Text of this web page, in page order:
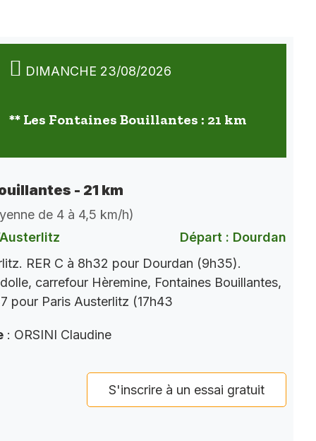
DIMANCHE 23/08/2026
** Les Fontaines Bouillantes : 21 km
- 21 km
de 4 à 4,5 km/h)
Départ : Dourdan
RER C à 8h32 pour Dourdan (9h35).
carrefour Hèremine, Fontaines Bouillantes,
pour Paris Austerlitz (17h43
: ORSINI Claudine
S'inscrire à un essai gratuit